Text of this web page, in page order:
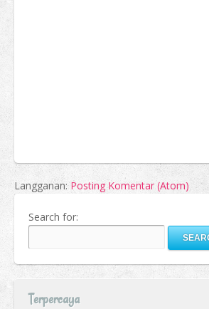
Langganan:Posting Komentar (Atom)
Search for:
Terpercaya